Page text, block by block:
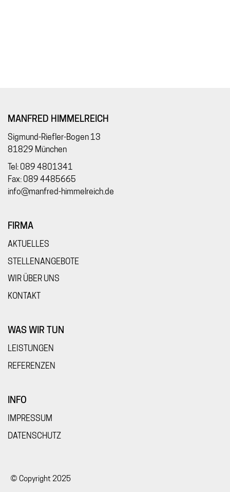
MANFRED HIMMELREICH
Sigmund-Riefler-Bogen 13
81829 München
Tel: 089 4801341
Fax: 089 4485665
info@manfred-himmelreich.de
FIRMA
AKTUELLES
STELLENANGEBOTE
WIR ÜBER UNS
KONTAKT
WAS WIR TUN
LEISTUNGEN
REFERENZEN
INFO
IMPRESSUM
DATENSCHUTZ
© Copyright 2025